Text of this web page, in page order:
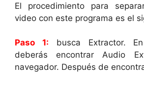
El procedimiento para
video con este programa es el
Paso 1: busca Extractor.
deberás encontrar Audio
navegador. Después de